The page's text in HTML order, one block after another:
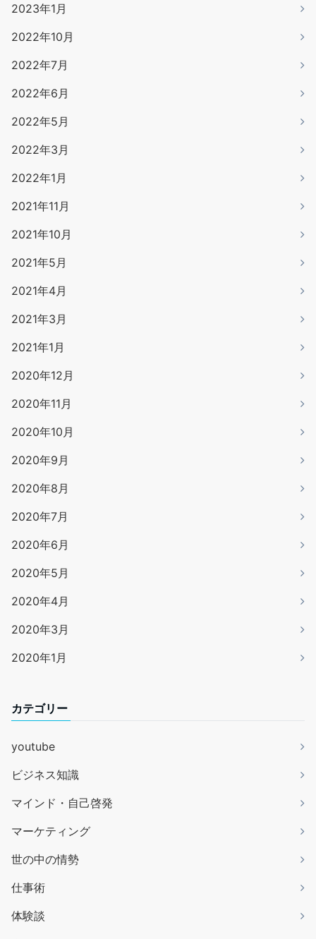
2023年1月
2022年10月
2022年7月
2022年6月
2022年5月
2022年3月
2022年1月
2021年11月
2021年10月
2021年5月
2021年4月
2021年3月
2021年1月
2020年12月
2020年11月
2020年10月
2020年9月
2020年8月
2020年7月
2020年6月
2020年5月
2020年4月
2020年3月
2020年1月
カテゴリー
youtube
ビジネス知識
マインド・自己啓発
マーケティング
世の中の情勢
仕事術
体験談